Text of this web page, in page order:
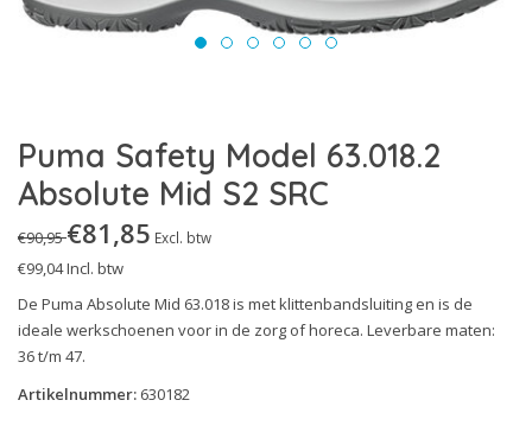
Technics Line
White'n Service
Heritage
S3S
Uitleg Normering
Puma Safety Model 63.018.2
Absolute Mid S2 SRC
€90,95€81,85 Excl. btw
€99,04Incl. btw
De Puma Absolute Mid 63.018 is met klittenbandsluiting en is de
ideale werkschoenen voor in de zorg of horeca. Leverbare maten:
36 t/m 47.
Artikelnummer: 630182